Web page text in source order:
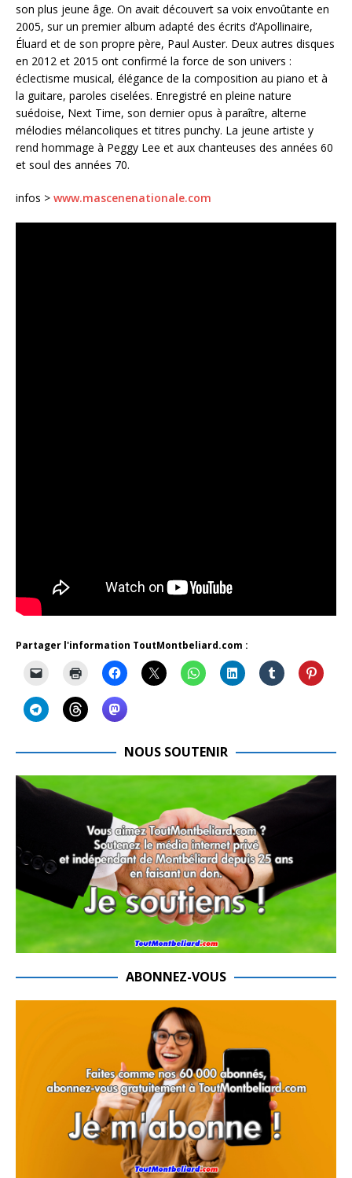
son plus jeune âge. On avait découvert sa voix envoûtante en
2005, sur un premier album adapté des écrits d’Apollinaire,
Éluard et de son propre père, Paul Auster. Deux autres disques
en 2012 et 2015 ont confirmé la force de son univers :
éclectisme musical, élégance de la composition au piano et à
la guitare, paroles ciselées. Enregistré en pleine nature
suédoise, Next Time, son dernier opus à paraître, alterne
mélodies mélancoliques et titres punchy. La jeune artiste y
rend hommage à Peggy Lee et aux chanteuses des années 60
et soul des années 70.
infos > www.mascenenationale.com
Partager l'information ToutMontbeliard.com :
NOUS SOUTENIR
ABONNEZ-VOUS